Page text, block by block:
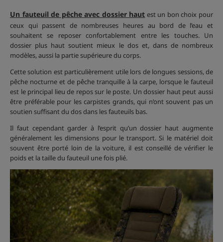
Un fauteuil de pêche avec dossier haut est un bon choix pour
ceux qui passent de nombreuses heures au bord de l’eau et
souhaitent se reposer confortablement entre les touches. Un
dossier plus haut soutient mieux le dos et, dans de nombreux
modèles, aussi la partie supérieure du corps.
Cette solution est particulièrement utile lors de longues sessions, de
pêche nocturne et de pêche tranquille à la carpe, lorsque le fauteuil
est le principal lieu de repos sur le poste. Un dossier haut peut aussi
être préférable pour les carpistes grands, qui n’ont souvent pas un
soutien suffisant du dos dans les fauteuils bas.
Il faut cependant garder à l’esprit qu’un dossier haut augmente
généralement les dimensions pour le transport. Si le matériel doit
souvent être porté loin de la voiture, il est conseillé de vérifier le
poids et la taille du fauteuil une fois plié.